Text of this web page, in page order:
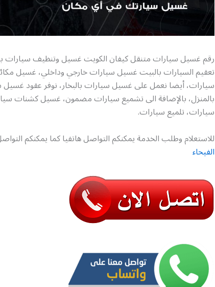
رقم غسيل سيارات متنقل كيفان الكويت غسيل وتنظيف سيارات
تعقيم السيارات بالبيت غسيل سيارات خارجي وداخلي، غسيل
سيارات، أيضا نعمل على غسيل سيارات بالبخار، نوفر عقود
بالمنزل، بالإضافة الى تشميع سيارات مضمون، غسيل كشنات
سيارات، تلميع سيارات.
للاستعلام وطلب الخدمة يمكنكم التواصل هاتفيا كما يمكنكم
الفيحاء